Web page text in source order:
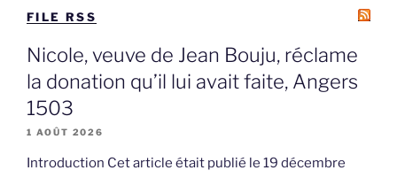
FILE RSS
Nicole, veuve de Jean Bouju, réclame
la donation qu’il lui avait faite, Angers
1503
1 AOÛT 2026
Introduction Cet article était publié le 19 décembre